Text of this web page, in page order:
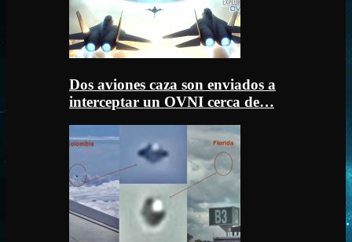
Dos aviones caza son enviados a
interceptar un OVNI cerca de…